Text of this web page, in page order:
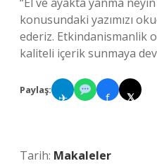
konusundaki yazımızı
ederiz. Etkindanismanlik
kaliteli içerik sunmaya
Paylaş:
✈ f 𝕏
Tarih: Makaleler